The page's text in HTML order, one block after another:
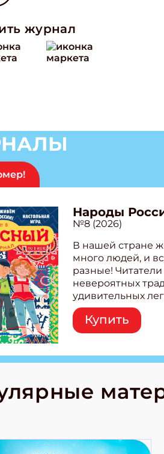
журнал
Народы
№8 (2026)
В нашей стране
много людей, и
разные!
невероятных
удивительных
народов России!
Легенды татар,
бурятов
странные слова
космические
Купить